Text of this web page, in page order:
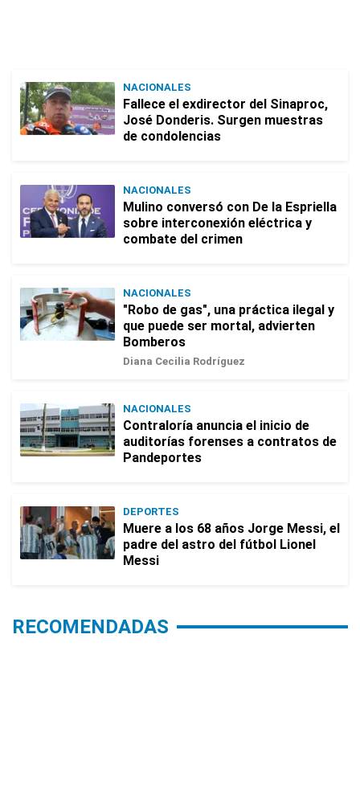
NACIONALES
Fallece el exdirector del Sinaproc,
José Donderis. Surgen muestras
de condolencias
NACIONALES
Mulino conversó con De la Espriella
sobre interconexión eléctrica y
combate del crimen
NACIONALES
"Robo de gas", una práctica ilegal y
que puede ser mortal, advierten
Bomberos
Diana Cecilia Rodríguez
NACIONALES
Contraloría anuncia el inicio de
auditorías forenses a contratos de
Pandeportes
DEPORTES
Muere a los 68 años Jorge Messi, el
padre del astro del fútbol Lionel
Messi
RECOMENDADAS